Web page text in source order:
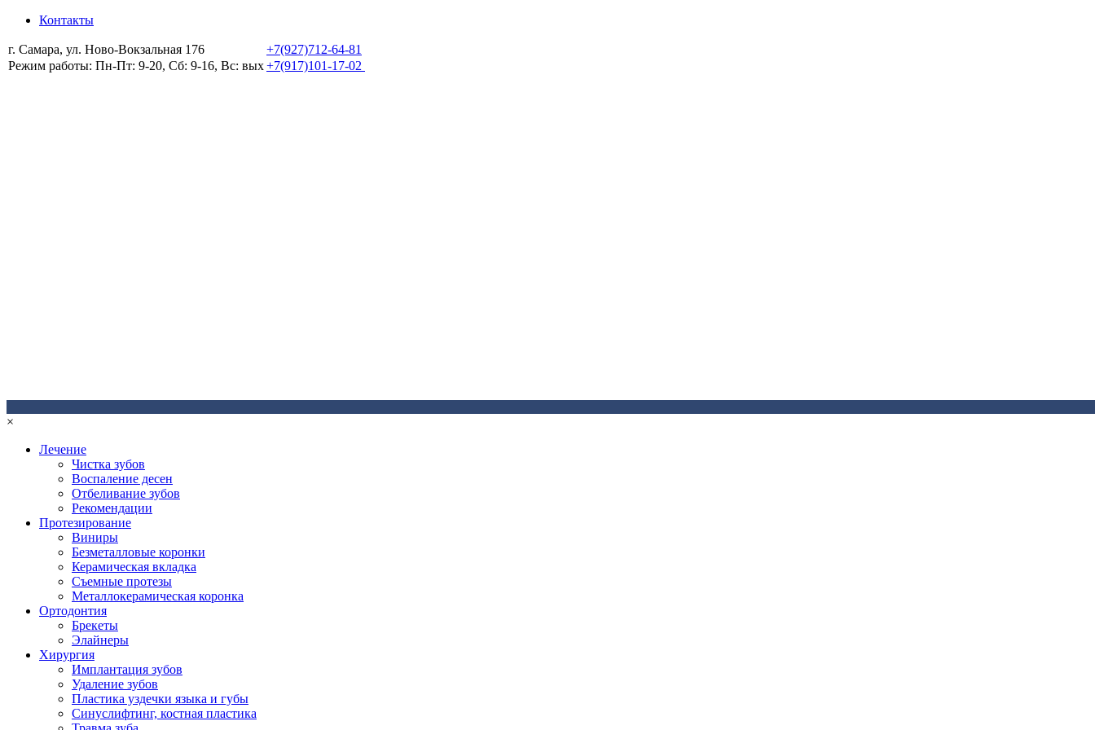
Контакты
г. Самара, ул. Ново-Вокзальная 176
+7(927)712-64-81
Режим работы: Пн-Пт: 9-20, Сб: 9-16, Вс: вых+7(917)101-17-02
×
Лечение
Чистка зубов
Воспаление десен
Отбеливание зубов
Рекомендации
Протезирование
Виниры
Безметалловые коронки
Керамическая вкладка
Съемные протезы
Металлокерамическая коронка
Ортодонтия
Брекеты
Элайнеры
Хирургия
Имплантация зубов
Удаление зубов
Пластика уздечки языка и губы
Синуслифтинг, костная пластика